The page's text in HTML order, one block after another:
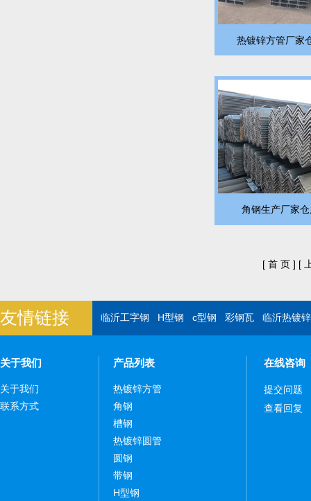
热镀锌方管厂家
角钢生产厂家
[ 首 页 ] [
友情链接 临沂工字钢 H型钢 c型钢 彩钢瓦 临沂热镀
关于我们
关于我们
联系方式
产品列表
热镀锌方管
角钢
槽钢
热镀锌圆管
圆钢
带钢
H型钢
在线咨询
提交问题
查看回复